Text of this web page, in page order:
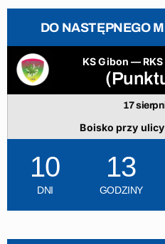
DO NASTĘPNEGO
KS Gibon —
17
Boisko przy
10
DNI
13
GODZINY